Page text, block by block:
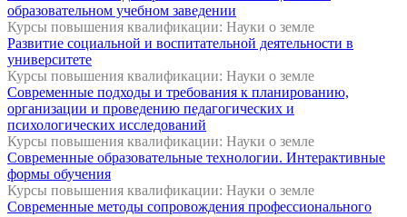
образовательном учебном заведении
Курсы повышения квалификации: Науки о земле
Развитие социальной и воспитательной деятельности в
университете
Курсы повышения квалификации: Науки о земле
Современные подходы и требования к планированию,
организации и проведению педагогических и
психологических исследований
Курсы повышения квалификации: Науки о земле
Современные образовательные технологии. Интерактивные
формы обучения
Курсы повышения квалификации: Науки о земле
Современные методы сопровождения профессионального